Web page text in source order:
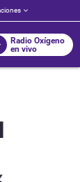
Radio Oxígeno
en vivo